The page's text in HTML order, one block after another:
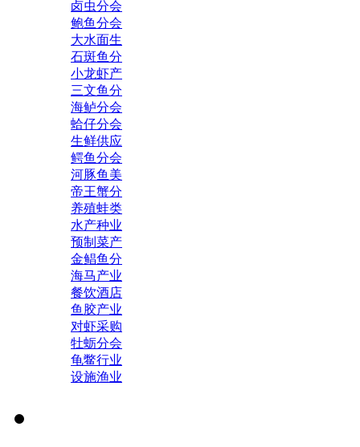
卤虫分会
鲍鱼分会
大水面生
石斑鱼分
小龙虾产
三文鱼分
海鲈分会
蛤仔分会
生鲜供应
鳄鱼分会
河豚鱼美
帝王蟹分
养殖蛙类
水产种业
预制菜产
金鲳鱼分
海马产业
餐饮酒店
鱼胶产业
对虾采购
牡蛎分会
龟鳖行业
设施渔业